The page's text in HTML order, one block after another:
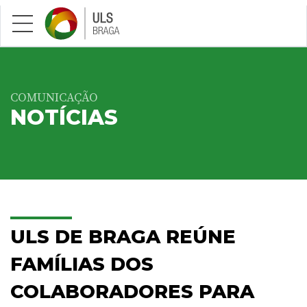
Saltar para conteúdo principal
COMUNICAÇÃO
NOTÍCIAS
ULS DE BRAGA REÚNE
FAMÍLIAS DOS
COLABORADORES PARA